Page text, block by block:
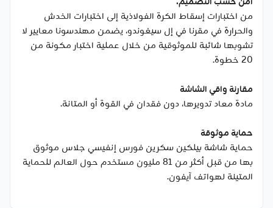
من اختبارات إسقاط الكرة الفولاذية إلى اختبارات الخدش
والحرارة في مقرنا في إل سيغوندو، يضمن مهندسونا معايير لا
تشوبها شائبة للموثوقية من خلال عملية اختبار مكونة من
20 خطوة.
مقارنة واقي الشاشة
مادة معاد تدويرها، دون فقدان في القوة أو المتانة.
حماية موثوقة
حماية شاشة بيلكين سكرين فورس إنفيسي جلاس موثوق
بها من قبل أكثر من 81 مليون مستخدم حول العالم للحماية
المتينة لهواتف آيفون.